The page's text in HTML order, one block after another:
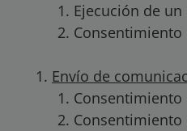
Ejecución de
Consentimiento
Envío de
Consentimiento
Consentimiento